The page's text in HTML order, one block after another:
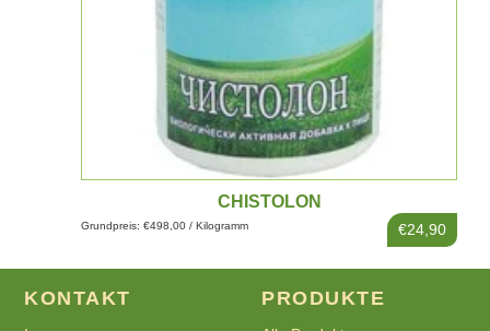
CHISTOLON
€24,90
Grundpreis: €498,00 / Kilogramm
KONTAKT PRODUKTE